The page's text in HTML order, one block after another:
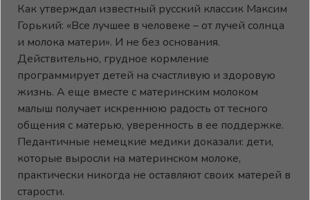
Как утверждал известный русский классик Максим
Горький: «Все лучшее в человеке – от лучей солнца
и молока матери». И не без основания.
Действительно, грудное кормление
программирует детей на счастливую и здоровую
жизнь. А еще вместе с материнским молоком
малыш получает искреннюю радость от тесного
общения с матерью, уверенность в ее поддержке.
Педантичные немецкие медики доказали: дети,
которые выросли на материнском молоке,
практически никогда не оставляют своих матерей в
старости.